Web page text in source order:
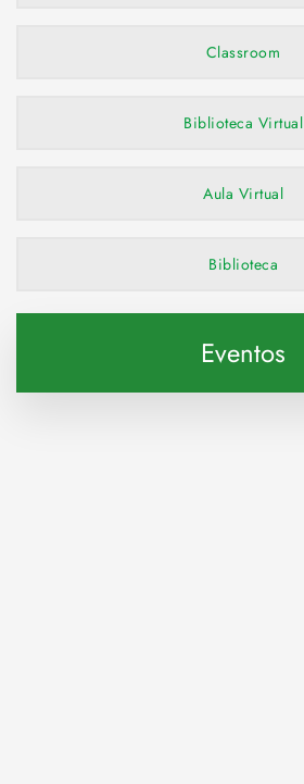
Classroom
Biblioteca Virtual
Aula Virtual
Biblioteca
Eventos